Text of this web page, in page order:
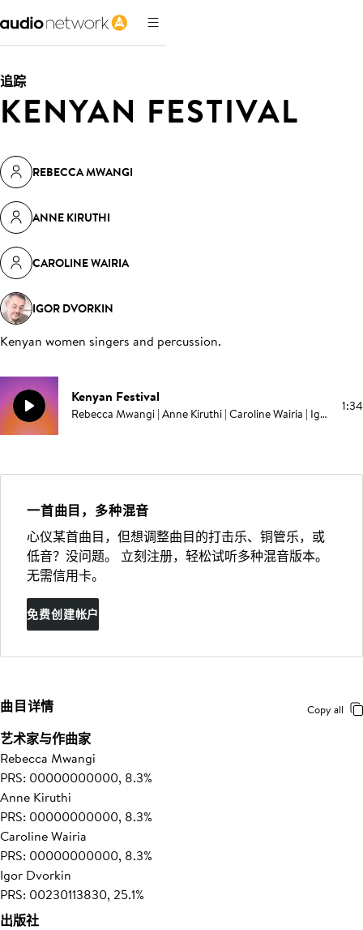
追踪
KENYAN FESTIVAL
REBECCA MWANGI
ANNE KIRUTHI
CAROLINE WAIRIA
IGOR DVORKIN
Kenyan women singers and percussion.
Kenyan Festival
Rebecca Mwangi | Anne Kiruthi | Caroline Wairia | Igor Dvorkin 1:34
一首曲目，多种混音
心仪某首曲目，但想调整曲目的打击乐、铜管乐，或
低音？没问题。 立刻注册，轻松试听多种混音版本。
无需信用卡。
免费创建帐户
曲目详情 Copy all
艺术家与作曲家
Rebecca Mwangi
PRS: 00000000000, 8.3%
Anne Kiruthi
PRS: 00000000000, 8.3%
Caroline Wairia
PRS: 00000000000, 8.3%
Igor Dvorkin
PRS: 00230113830, 25.1%
出版社